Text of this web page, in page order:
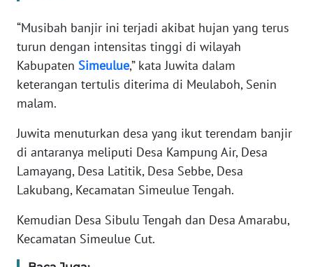
“Musibah banjir ini terjadi akibat hujan yang terus
turun dengan intensitas tinggi di wilayah
Kabupaten Simeulue,” kata Juwita dalam
keterangan tertulis diterima di Meulaboh, Senin
malam.
Juwita menuturkan desa yang ikut terendam banjir
di antaranya meliputi Desa Kampung Air, Desa
Lamayang, Desa Latitik, Desa Sebbe, Desa
Lakubang, Kecamatan Simeulue Tengah.
Kemudian Desa Sibulu Tengah dan Desa Amarabu,
Kecamatan Simeulue Cut.
News
Regional
WN
SUMUT
WN
JAKARTA
WN
WN